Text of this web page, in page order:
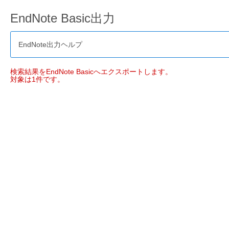
EndNote Basic出力
EndNote出力ヘルプ
検索結果をEndNote Basicへエクスポートします。
対象は1件です。